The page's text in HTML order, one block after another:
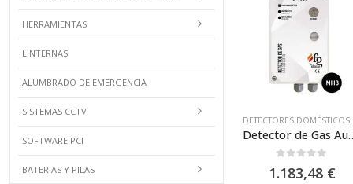
Detector de Gas Autónomo
1.183,48 €
HERRAMIENTAS
LINTERNAS
ALUMBRADO DE EMERGENCIA
SISTEMAS CCTV
SOFTWARE PCI
BATERIAS Y PILAS